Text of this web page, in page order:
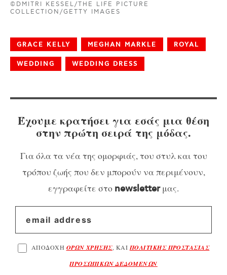
©DMITRI KESSEL/THE LIFE PICTURE
COLLECTION/GETTY IMAGES
GRACE KELLY MEGHAN MARKLE ROYAL
WEDDING WEDDING DRESS
Έχουμε κρατήσει για εσάς μια θέση
στην πρώτη σειρά της μόδας.
Για όλα τα νέα της ομορφιάς, του στυλ και του
τρόπου ζωής που δεν μπορούν να περιμένουν,
εγγραφείτε στο newsletterμας.
ΑΠΟΔΟΧΗ ΟΡΩΝ ΧΡΗΣΗΣ, ΚΑΙΠΟΛΙΤΙΚΗΣ ΠΡΟΣΤΑΣΙΑΣ
ΠΡΟΣΩΠΙΚΩΝ ΔΕΔΟΜΕΝΩΝ